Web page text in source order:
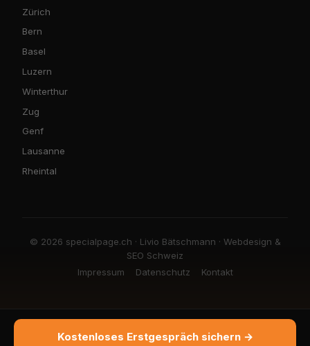
Kostenloses Erstgespräch sichern →
Zürich
Bern
Basel
Luzern
Winterthur
Zug
Genf
Lausanne
Rheintal
© 2026 specialpage.ch · Livio Bätschmann · Webdesign &
SEO Schweiz
Impressum
Datenschutz Kontakt